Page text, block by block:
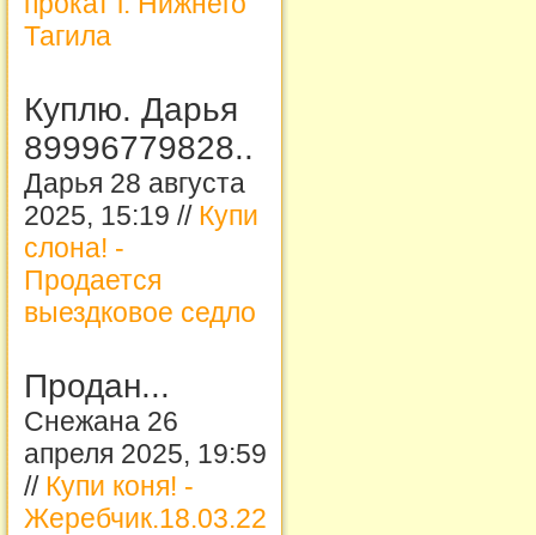
Тагила
Куплю. Дарья
89996779828..
Дарья 28 августа
2025, 15:19 // Купи
слона! -
Продается
выездковое седло
Продан...
Снежана 26
апреля 2025, 19:59
// Купи коня! -
Жеребчик.18.03.22